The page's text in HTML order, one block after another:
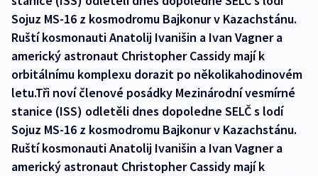
Sojuz MS-16 z kosmodromu Bajkonur v Kazachstánu.
Ruští kosmonauti Anatolij Ivanišin a Ivan Vagner a
americký astronaut Christopher Cassidy mají k
orbitálnímu komplexu dorazit po několikahodinovém
letu.Tři noví členové posádky Mezinárodní vesmírné
stanice (ISS) odletěli dnes dopoledne SELČ s lodí
Sojuz MS-16 z kosmodromu Bajkonur v Kazachstánu.
Ruští kosmonauti Anatolij Ivanišin a Ivan Vagner a
americký astronaut Christopher Cassidy mají k